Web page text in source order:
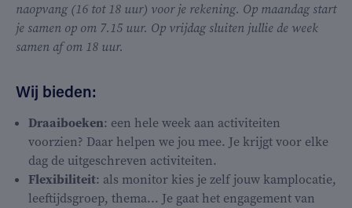
naopvang (16 tot 18 uur) voor je rekening. Op maandag start
je samen op om 7.15 uur. Op vrijdag sluiten jullie de week
samen af om 18 uur.
Wij bieden:
Draaiboeken: een hele week aan activiteiten
voorzien? Daar helpen we jou mee. Je krijgt voor elke
dag de uitgeschreven activiteiten.
Flexibiliteit: als monitor kies je zelf jouw kamplocatie,
leeftijdsgroep, thema... Je gaat het engagement van